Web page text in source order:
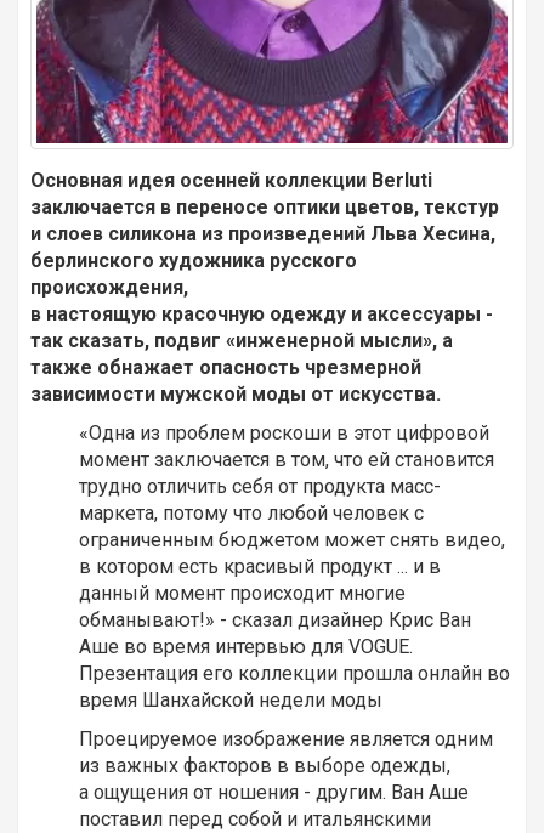
Основная идея осенней коллекции Berluti
заключается в переносе оптики цветов, текстур
и слоев силикона из произведений Льва Хесина,
берлинского художника русского
происхождения,
в настоящую красочную одежду и аксессуары -
так сказать, подвиг «инженерной мысли», а
также обнажает опасность чрезмерной
зависимости мужской моды от искусства.
«Одна из проблем роскоши в этот цифровой
момент заключается в том, что ей становится
трудно отличить себя от продукта масс-
маркета, потому что любой человек с
ограниченным бюджетом может снять видео,
в котором есть красивый продукт ... и в
данный момент происходит многие
обманывают!» - сказал дизайнер Крис Ван
Аше во время интервью для VOGUE.
Презентация его коллекции прошла онлайн во
время Шанхайской недели моды
Проецируемое изображение является одним
из важных факторов в выборе одежды,
а ощущения от ношения - другим. Ван Аше
поставил перед собой и итальянскими